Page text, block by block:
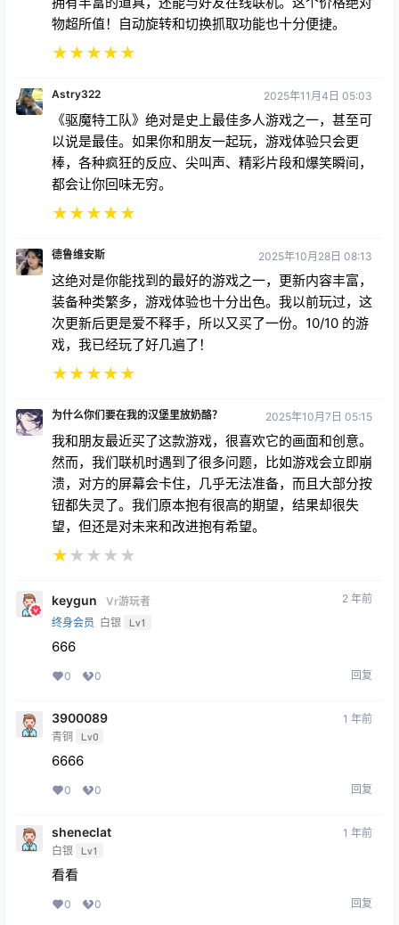
物超所值！自动旋转和切换抓取功能也十分便捷。
★★★★★
Astry322 2025年11月4日 05:03
《驱魔特工队》绝对是史上最佳多人游戏之一，甚至可
以说是最佳。如果你和朋友一起玩，游戏体验只会更
棒，各种疯狂的反应、尖叫声、精彩片段和爆笑瞬间，
都会让你回味无穷。
★★★★★
德鲁维安斯 2025年10月28日 08:13
这绝对是你能找到的最好的游戏之一，更新内容丰富，
装备种类繁多，游戏体验也十分出色。我以前玩过，这
次更新后更是爱不释手，所以又买了一份。10/10 的游
戏，我已经玩了好几遍了！
★★★★★
为什么你们要在我的汉堡里放奶酪？ 2025年10月7日 05:15
我和朋友最近买了这款游戏，很喜欢它的画面和创意。
然而，我们联机时遇到了很多问题，比如游戏会立即崩
溃，对方的屏幕会卡住，几乎无法准备，而且大部分按
钮都失灵了。我们原本抱有很高的期望，结果却很失
望，但还是对未来和改进抱有希望。
★★ ★ ★ ★
keygun
Vr游玩者
终身会员 白银 Lv1
2 年前
666
0 0 回复
3900089
青铜 Lv0
1 年前
6666
0 0 回复
sheneclat
白银 Lv1
1 年前
看看
0 0 回复